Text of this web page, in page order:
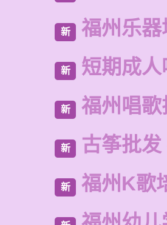
新 福州乐
新 短期成
新 福州唱
新 古筝批
新 福州K歌